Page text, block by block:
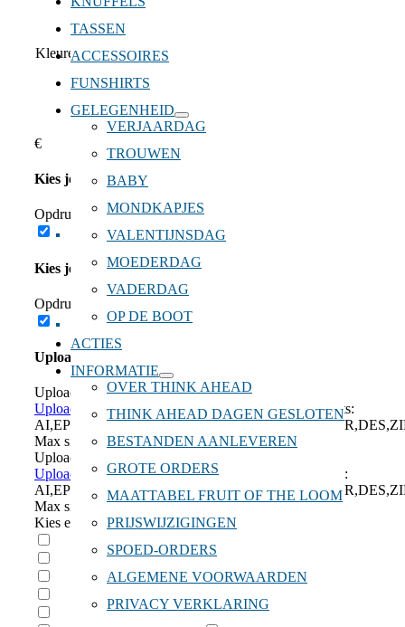
TASSEN
ACCESSOIRES
FUNSHIRTS
GELEGENHEID
VERJAARDAG
TROUWEN
BABY
MONDKAPJES
VALENTIJNSDAG
MOEDERDAG
VADERDAG
OP DE BOOT
ACTIES
INFORMATIE
OVER THINK AHEAD
THINK AHEAD DAGEN GESLOTEN
BESTANDEN AANLEVEREN
GROTE ORDERS
MAATTABEL FRUIT OF THE LOOM
PRIJSWIJZIGINGEN
SPOED-ORDERS
ALGEMENE VOORWAARDEN
PRIVACY VERKLARING
Kleuren Knuffel Shirts
Wis selectie
€
Kies je opdruk borst
Opdruk Borst*
Kies je opdruk rug
Opdruk rug
Upload eigen ontwerp
Upload bestand borstSleep je bestand hierin
Upload bestand BorstDrag File HereAccepted formats:
Max size: 1MB
Upload bestand rug
Upload bestand RugDrag File Here
Accepted formats:
Max size: 1MB
Kies een ontwerp